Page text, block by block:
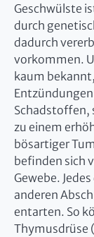
Geschwülste
durch
dadurch
vorkommen.
kaum
Schadstoffen,
zu einem
bösartiger
befinden sich
Gewebe.
anderen
entarten. So
Thymusdrüse